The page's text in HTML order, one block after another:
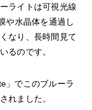
ライトは可視光線
や水晶体を通過し
なり、長時間見て
るのです。
」でこのブルーラ
れました。